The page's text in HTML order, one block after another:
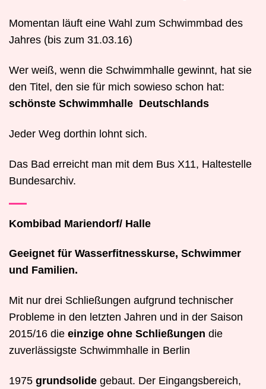
Momentan läuft eine Wahl zum Schwimmbad des
Jahres (bis zum 31.03.16)
Wer weiß, wenn die Schwimmhalle gewinnt, hat sie
den Titel, den sie für mich sowieso schon hat:
schönste Schwimmhalle Deutschlands
Jeder Weg dorthin lohnt sich.
Das Bad erreicht man mit dem Bus X11, Haltestelle
Bundesarchiv.
Kombibad Mariendorf/ Halle
Geeignet für Wasserfitnesskurse, Schwimmer
und Familien.
Mit nur drei Schließungen aufgrund technischer
Probleme in den letzten Jahren und in der Saison
2015/16 die einzige ohne Schließungen die
zuverlässigste Schwimmhalle in Berlin
1975 grundsolide gebaut. Der Eingangsbereich,